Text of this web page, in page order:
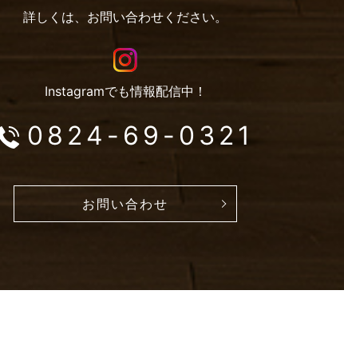
詳しくは、お問い合わせください。
Instagramでも情報配信中！
0824-69-0321
お問い合わせ